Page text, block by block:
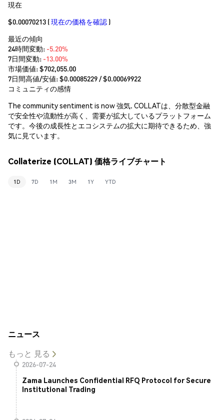
現在
$0.00070213 (現在の価格を確認 )
最近の傾向
24時間変動: -5.20%
7日間変動: -13.00%
市場価値:$702,055.00
7日間高値/安値: $0.00085229/ $0.00069922
コミュニティの感情
The community sentiment is now 強気. COLLATは、分散型金融
で安全性や流動性が高く、需要が拡大しているプラットフォーム
です。今後の成長性とエコシステムの拡大に期待できるため、強
気に見ています。
Collaterize (COLLAT) 価格ライブチャート
1D 7D 1M 3M 1Y YTD
ニュース
もっと 見る
2026-07-24
Zama Launches Confidential RFQ Protocol for Secure
Institutional Trading